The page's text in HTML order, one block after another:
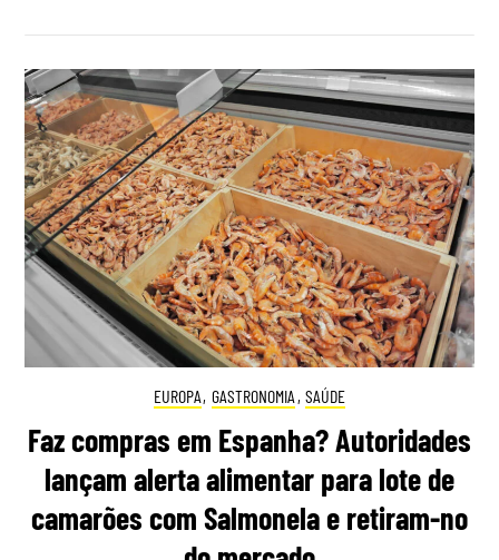
EUROPA, GASTRONOMIA , SAÚDE
Faz compras em Espanha? Autoridades
lançam alerta alimentar para lote de
camarões com Salmonela e retiram-no